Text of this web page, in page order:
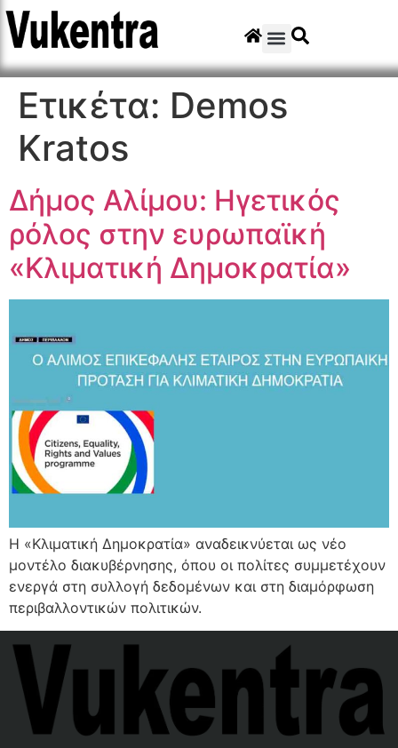
Ετικέτα: Demos
Kratos
Δήμος Αλίμου: Ηγετικός
ρόλος στην ευρωπαϊκή
«Κλιματική Δημοκρατία»
Η «Κλιματική Δημοκρατία» αναδεικνύεται ως νέο
μοντέλο διακυβέρνησης, όπου οι πολίτες συμμετέχουν
ενεργά στη συλλογή δεδομένων και στη διαμόρφωση
περιβαλλοντικών πολιτικών.